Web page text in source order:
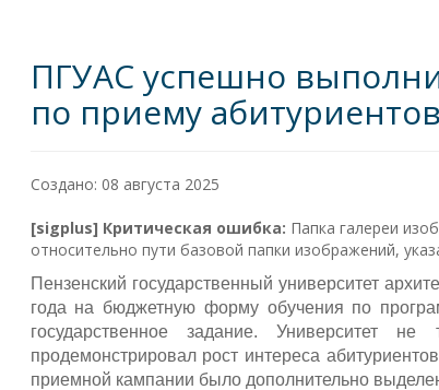
ПГУАС успешно
по приему
Создано: 08 августа 2025
[sigplus] Критическая ошибка: Папка галереи
относительно пути базовой папки изображений,
Пензенский государственный университет
года на бюджетную форму обучения по
государственное задание. Университет
продемонстрировал рост интереса
приемной кампании было дополнительно